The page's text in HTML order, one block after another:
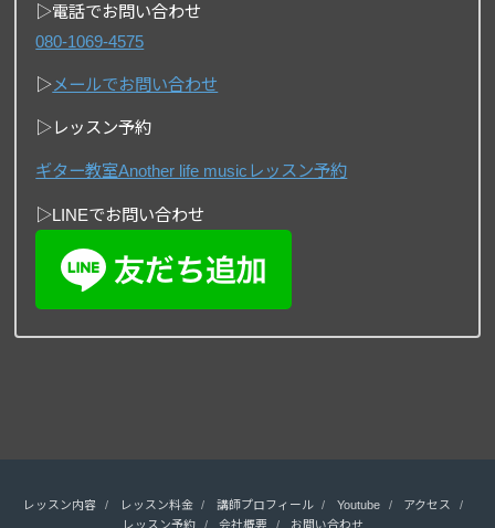
▷電話でお問い合わせ
080-1069-4575
▷メールでお問い合わせ
▷レッスン予約
ギター教室Another life musicレッスン予約
▷LINEでお問い合わせ
レッスン内容 レッスン料金 講師プロフィール Youtube
アクセス
レッスン予約
会社概要 お問い合わせ